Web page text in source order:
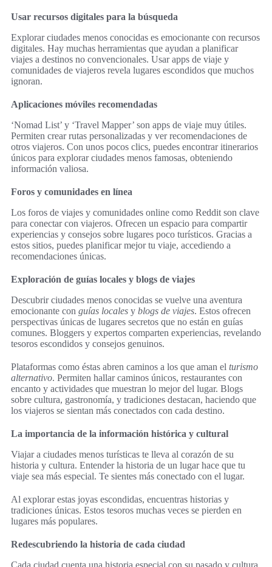
Usar recursos digitales para la búsqueda
Explorar ciudades menos conocidas es emocionante con recursos
digitales. Hay muchas herramientas que ayudan a planificar
viajes a destinos no convencionales. Usar apps de viaje y
comunidades de viajeros revela lugares escondidos que muchos
ignoran.
Aplicaciones móviles recomendadas
‘Nomad List’ y ‘Travel Mapper’ son apps de viaje muy útiles.
Permiten crear rutas personalizadas y ver recomendaciones de
otros viajeros. Con unos pocos clics, puedes encontrar itinerarios
únicos para explorar ciudades menos famosas, obteniendo
información valiosa.
Foros y comunidades en línea
Los foros de viajes y comunidades online como Reddit son clave
para conectar con viajeros. Ofrecen un espacio para compartir
experiencias y consejos sobre lugares poco turísticos. Gracias a
estos sitios, puedes planificar mejor tu viaje, accediendo a
recomendaciones únicas.
Exploración de guías locales y blogs de viajes
Descubrir ciudades menos conocidas se vuelve una aventura
emocionante con guías locales y blogs de viajes. Estos ofrecen
perspectivas únicas de lugares secretos que no están en guías
comunes. Bloggers y expertos comparten experiencias, revelando
tesoros escondidos y consejos genuinos.
Plataformas como éstas abren caminos a los que aman el turismo
alternativo. Permiten hallar caminos únicos, restaurantes con
encanto y actividades que muestran lo mejor del lugar. Blogs
sobre cultura, gastronomía, y tradiciones destacan, haciendo que
los viajeros se sientan más conectados con cada destino.
La importancia de la información histórica y cultural
Viajar a ciudades menos turísticas te lleva al corazón de su
historia y cultura. Entender la historia de un lugar hace que tu
viaje sea más especial. Te sientes más conectado con el lugar.
Al explorar estas joyas escondidas, encuentras historias y
tradiciones únicas. Estos tesoros muchas veces se pierden en
lugares más populares.
Redescubriendo la historia de cada ciudad